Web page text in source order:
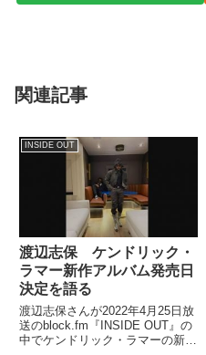
関連記事
INSIDE OUT
渡辺志保 ケンドリック・
ラマー新作アルバム発売日
決定を語る
渡辺志保さんが2022年4月25日放
送のblock.fm『INSIDE OUT』の
中でケンドリック・ラマーの新作